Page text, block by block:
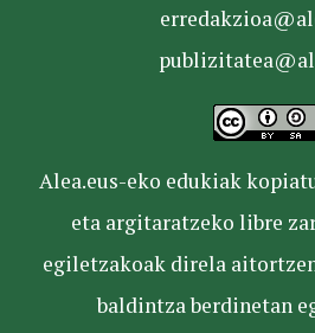
Alea.eus-eko edukiak
eta argitaratzeko libre
egiletzakoak direla
baldintza berdinetan